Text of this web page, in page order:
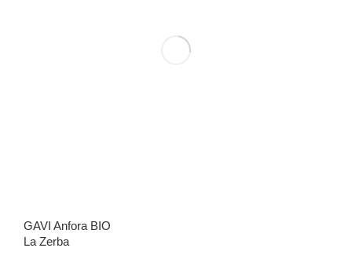
GAVI Anfora BIO
La Zerba